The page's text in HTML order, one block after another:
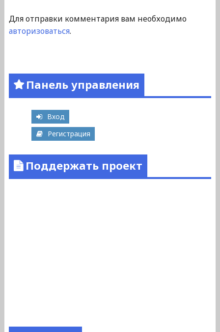
Для отправки комментария вам необходимо
авторизоваться.
Панель управления
Вход
Регистрация
Поддержать проект